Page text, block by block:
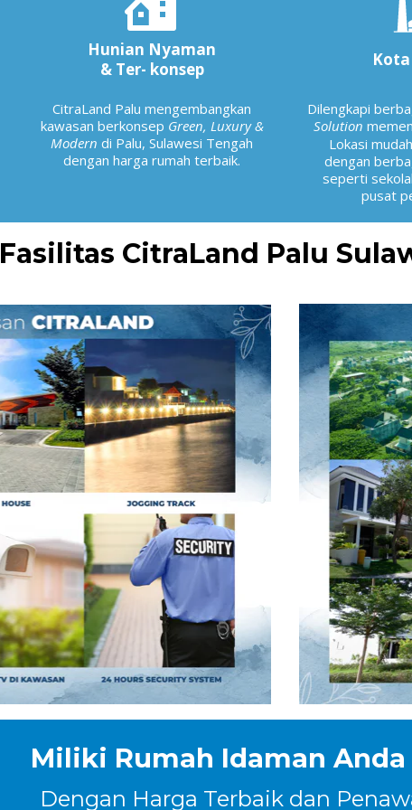
Hunian Nyaman
& Ter- konsep
CitraLand Palu mengembangkan
kawasan berkonsep Green, Luxury &
Modern di Palu, Sulawesi Tengah
dengan harga rumah terbaik.
Dilengkapi
Solution
Lokasi
dengan
seperti
pusat
Fasilitas CitraLand Palu
Miliki Rumah Idaman Anda
Dengan Harga Terbaik dan